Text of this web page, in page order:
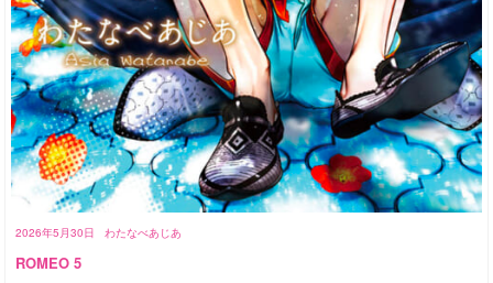
2026年5月30日 わたなべあじあ
ROMEO 5